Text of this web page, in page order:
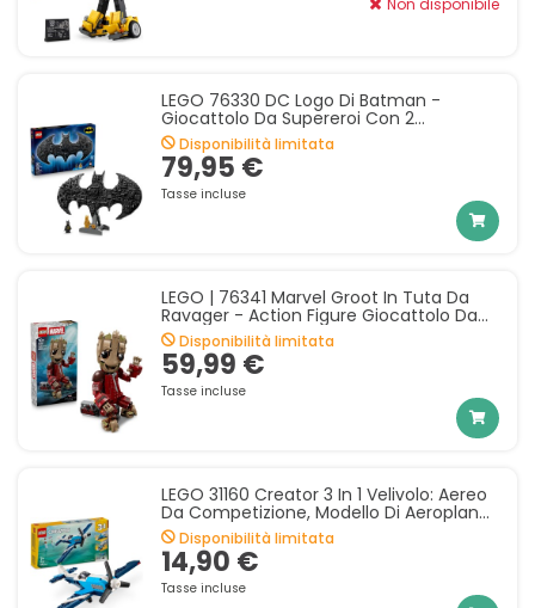
Non disponibile
LEGO 76330 DC Logo Di Batman -
Giocattolo Da Supereroi Con 2
Minifigure Da Collezione - Decorazione
Da Parete 3D Fai Da Te O Da
Disponibilità limitata
79,95 €
Tasse incluse
LEGO | 76341 Marvel Groot In Tuta Da
Ravager - Action Figure Giocattolo Da
Collezione Per Supereroi - Decorazione
Per Camera Da
Disponibilità limitata
59,99 €
Tasse incluse
LEGO 31160 Creator 3 In 1 Velivolo: Aereo
Da Competizione, Modello Di Aeroplano
Giocattolo Trasformabile In Elicottero E
Jet Con
Disponibilità limitata
14,90 €
Tasse incluse